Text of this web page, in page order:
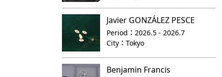
Javier GONZÁLEZ PESCE
Period：2026.5 - 2026.7
City：Tokyo
Benjamin Francis